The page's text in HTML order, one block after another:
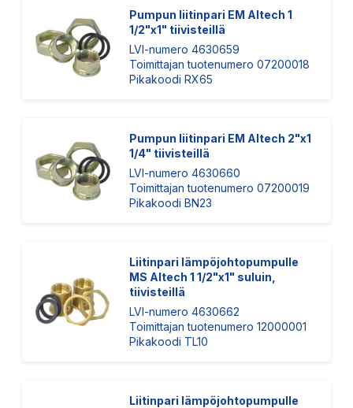
Pumpun liitinpari EM Altech 1
1/2"x1" tiivisteillä
LVI-numero 4630659
Toimittajan tuotenumero 07200018
Pikakoodi RX65
Pumpun liitinpari EM Altech 2"x1
1/4" tiivisteillä
LVI-numero 4630660
Toimittajan tuotenumero 07200019
Pikakoodi BN23
Liitinpari lämpöjohtopumpulle
MS Altech 1 1/2"x1" suluin,
tiivisteillä
LVI-numero 4630662
Toimittajan tuotenumero 12000001
Pikakoodi TL10
Liitinpari lämpöjohtopumpulle